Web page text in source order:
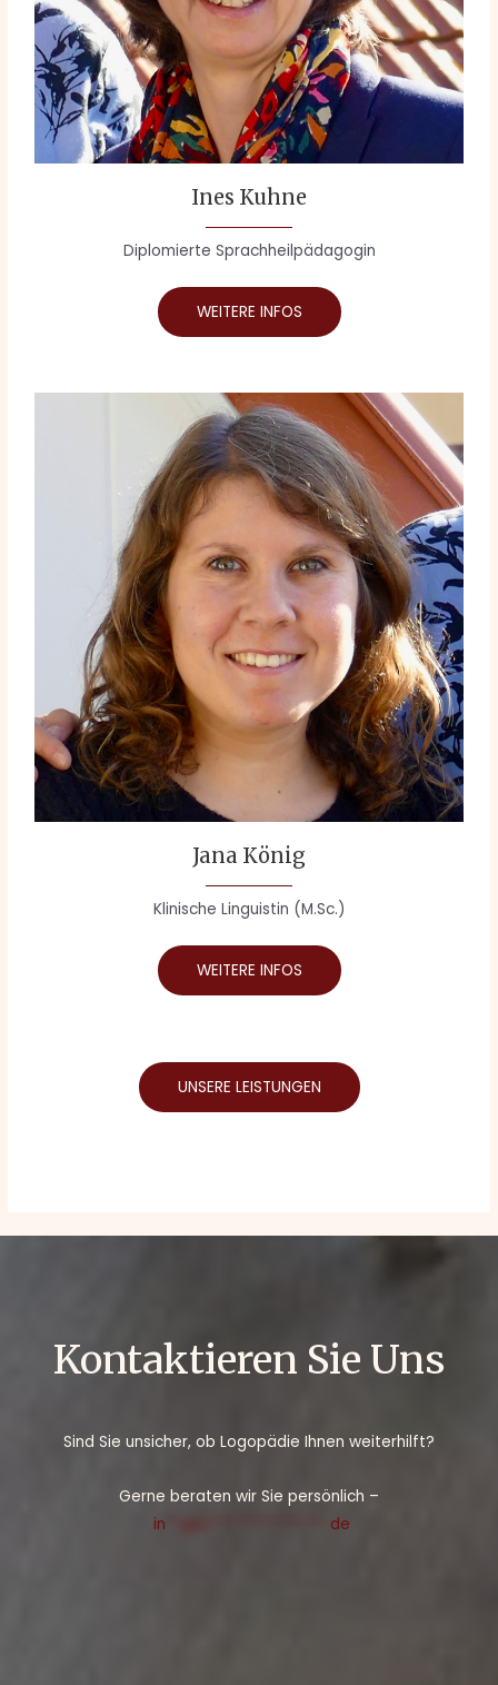
Ines Kuhne
Diplomierte Sprachheilpädagogin
WEITERE INFOS
Jana König
Klinische Linguistin (M.Sc.)
WEITERE INFOS
UNSERE LEISTUNGEN
Kontaktieren Sie Uns
Sind Sie unsicher, ob Logopädie Ihnen weiterhilft?
Gerne beraten wir Sie persönlich –
in
de